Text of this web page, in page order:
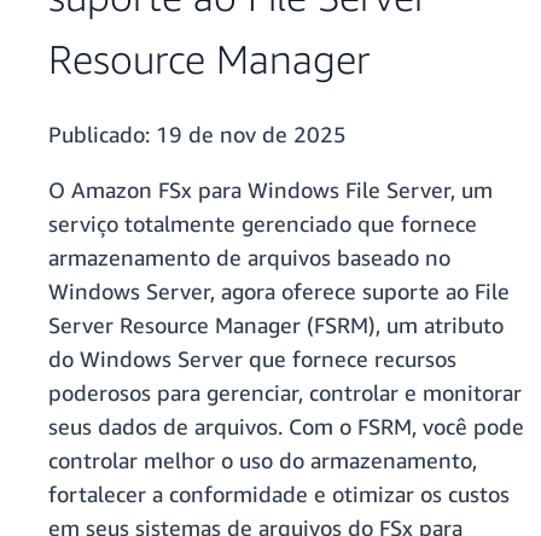
Resource Manager
Publicado: 19 de nov de 2025
O Amazon FSx para Windows File Server, um
serviço totalmente gerenciado que fornece
armazenamento de arquivos baseado no
Windows Server, agora oferece suporte ao File
Server Resource Manager (FSRM), um atributo
do Windows Server que fornece recursos
poderosos para gerenciar, controlar e monitorar
seus dados de arquivos. Com o FSRM, você pode
controlar melhor o uso do armazenamento,
fortalecer a conformidade e otimizar os custos
em seus sistemas de arquivos do FSx para